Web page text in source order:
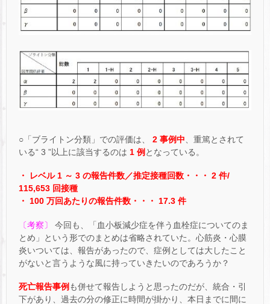
○「ブライトン分類」での評価は、 2 事例中 、重篤とされて
いる“ 3 ”以上に該当するのは 1 例 となっている。
・ レベル 1 ～ 3 の報告件数／推定接種回数・・・ 2 件/
115,653 回接種
・ 100 万回あたりの報告件数・・・ 17.3 件
〔考察〕
今回も、「血小板減少症を伴う血栓症についてのま
とめ」という形でのまとめは省略されていた。心筋炎・心膜
炎いついては、報告があったので、症例としては大したこと
がないと言うような風に持っていきたいのであろうか？
死亡報告事例 も併せて報告しようと思ったのだが、統合・引
下があり、過去の分の修正に時間が掛かり、本日までに間に